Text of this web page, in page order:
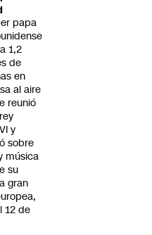
papa
1,2
de
en
al aire
reunió
y
sobre
música
su
gran
12 de